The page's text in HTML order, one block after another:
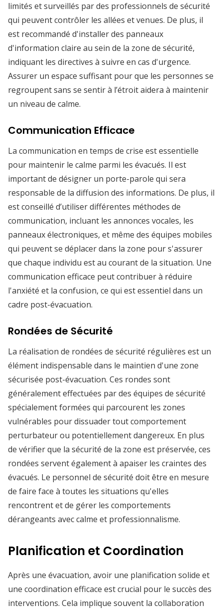
limités et surveillés par des professionnels de sécurité
qui peuvent contrôler les allées et venues. De plus, il
est recommandé d'installer des panneaux
d'information claire au sein de la zone de sécurité,
indiquant les directives à suivre en cas d'urgence.
Assurer un espace suffisant pour que les personnes se
regroupent sans se sentir à l’étroit aidera à maintenir
un niveau de calme.
Communication Efficace
La communication en temps de crise est essentielle
pour maintenir le calme parmi les évacués. Il est
important de désigner un porte-parole qui sera
responsable de la diffusion des informations. De plus, il
est conseillé d’utiliser différentes méthodes de
communication, incluant les annonces vocales, les
panneaux électroniques, et même des équipes mobiles
qui peuvent se déplacer dans la zone pour s'assurer
que chaque individu est au courant de la situation. Une
communication efficace peut contribuer à réduire
l'anxiété et la confusion, ce qui est essentiel dans un
cadre post-évacuation.
Rondées de Sécurité
La réalisation de rondées de sécurité régulières est un
élément indispensable dans le maintien d'une zone
sécurisée post-évacuation. Ces rondes sont
généralement effectuées par des équipes de sécurité
spécialement formées qui parcourent les zones
vulnérables pour dissuader tout comportement
perturbateur ou potentiellement dangereux. En plus
de vérifier que la sécurité de la zone est préservée, ces
rondées servent également à apaiser les craintes des
évacués. Le personnel de sécurité doit être en mesure
de faire face à toutes les situations qu'elles
rencontrent et de gérer les comportements
dérangeants avec calme et professionnalisme.
Planification et Coordination
Après une évacuation, avoir une planification solide et
une coordination efficace est crucial pour le succès des
interventions. Cela implique souvent la collaboration